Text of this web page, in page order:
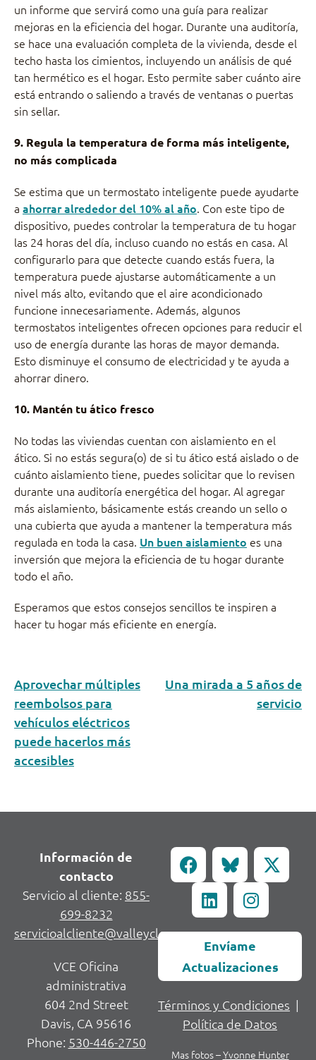
un informe que servirá como una guía para realizar
mejoras en la eficiencia del hogar. Durante una auditoría,
se hace una evaluación completa de la vivienda, desde el
techo hasta los cimientos, incluyendo un análisis de qué
tan hermético es el hogar. Esto permite saber cuánto aire
está entrando o saliendo a través de ventanas o puertas
sin sellar.
9. Regula la temperatura de forma más inteligente,
no más complicada
Se estima que un termostato inteligente puede ayudarte
a ahorrar alrededor del 10% al año. Con este tipo de
dispositivo, puedes controlar la temperatura de tu hogar
las 24 horas del día, incluso cuando no estás en casa. Al
configurarlo para que detecte cuando estás fuera, la
temperatura puede ajustarse automáticamente a un
nivel más alto, evitando que el aire acondicionado
funcione innecesariamente. Además, algunos
termostatos inteligentes ofrecen opciones para reducir el
uso de energía durante las horas de mayor demanda.
Esto disminuye el consumo de electricidad y te ayuda a
ahorrar dinero.
10. Mantén tu ático fresco
No todas las viviendas cuentan con aislamiento en el
ático. Si no estás segura(o) de si tu ático está aislado o de
cuánto aislamiento tiene, puedes solicitar que lo revisen
durante una auditoría energética del hogar. Al agregar
más aislamiento, básicamente estás creando un sello o
una cubierta que ayuda a mantener la temperatura más
regulada en toda la casa. Un buen aislamiento es una
inversión que mejora la eficiencia de tu hogar durante
todo el año.
Esperamos que estos consejos sencillos te inspiren a
hacer tu hogar más eficiente en energía.
Aprovechar múltiples
reembolsos para
vehículos eléctricos
puede hacerlos más
accesibles
Una mirada a 5 años de
servicio
Información de
contacto
Servicio al cliente: 855-
699-8232
servicioalcliente@valleycleanenergy.org
VCE Oficina
administrativa
604 2nd Street
Davis, CA 95616
Phone: 530-446-2750
Envíame
Actualizaciones
Términos y Condiciones |
Política de Datos
Mas fotos –Yvonne Hunter